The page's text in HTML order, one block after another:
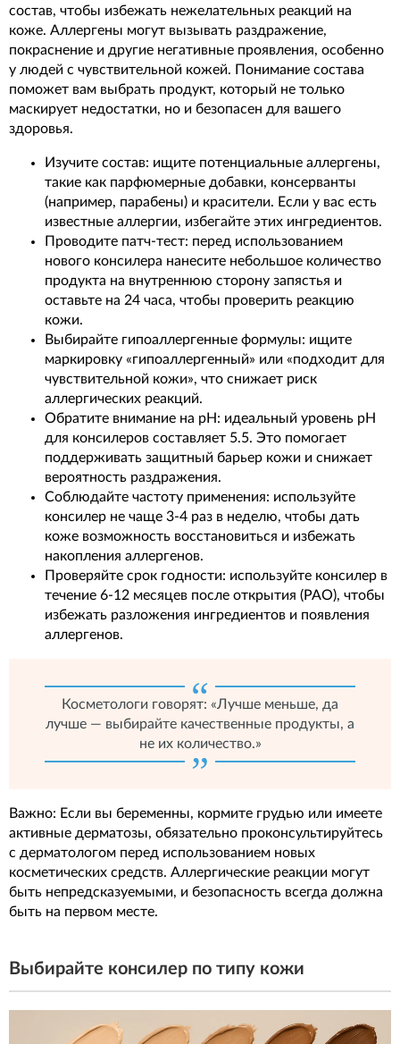
состав, чтобы избежать нежелательных реакций на
коже. Аллергены могут вызывать раздражение,
покраснение и другие негативные проявления, особенно
у людей с чувствительной кожей. Понимание состава
поможет вам выбрать продукт, который не только
маскирует недостатки, но и безопасен для вашего
здоровья.
Изучите состав: ищите потенциальные аллергены,
такие как парфюмерные добавки, консерванты
(например, парабены) и красители. Если у вас есть
известные аллергии, избегайте этих ингредиентов.
Проводите патч-тест: перед использованием
нового консилера нанесите небольшое количество
продукта на внутреннюю сторону запястья и
оставьте на 24 часа, чтобы проверить реакцию
кожи.
Выбирайте гипоаллергенные формулы: ищите
маркировку «гипоаллергенный» или «подходит для
чувствительной кожи», что снижает риск
аллергических реакций.
Обратите внимание на pH: идеальный уровень pH
для консилеров составляет 5.5. Это помогает
поддерживать защитный барьер кожи и снижает
вероятность раздражения.
Соблюдайте частоту применения: используйте
консилер не чаще 3-4 раз в неделю, чтобы дать
коже возможность восстановиться и избежать
накопления аллергенов.
Проверяйте срок годности: используйте консилер в
течение 6-12 месяцев после открытия (PAO), чтобы
избежать разложения ингредиентов и появления
аллергенов.
Косметологи говорят: «Лучше меньше, да
лучше — выбирайте качественные продукты, а
не их количество.»
Важно: Если вы беременны, кормите грудью или имеете
активные дерматозы, обязательно проконсультируйтесь
с дерматологом перед использованием новых
косметических средств. Аллергические реакции могут
быть непредсказуемыми, и безопасность всегда должна
быть на первом месте.
Выбирайте консилер по типу кожи